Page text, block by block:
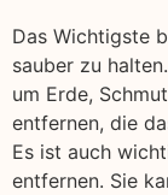
Das Wichtigste
sauber zu
um Erde,
entfernen, die
Es ist auch
entfernen. Sie